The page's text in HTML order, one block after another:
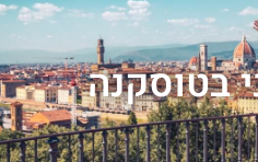
בטוסקנה